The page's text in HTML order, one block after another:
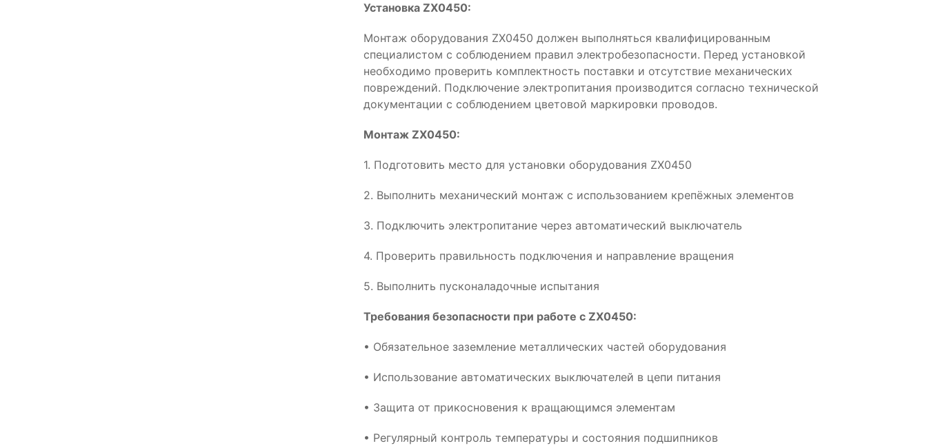
Установка ZX0450:
Монтаж оборудования ZX0450 должен выполняться квалифицированным
специалистом с соблюдением правил электробезопасности. Перед установкой
необходимо проверить комплектность поставки и отсутствие механических
повреждений. Подключение электропитания производится согласно технической
документации с соблюдением цветовой маркировки проводов.
Монтаж ZX0450:
1. Подготовить место для установки оборудования ZX0450
2. Выполнить механический монтаж с использованием крепёжных элементов
3. Подключить электропитание через автоматический выключатель
4. Проверить правильность подключения и направление вращения
5. Выполнить пусконаладочные испытания
Требования безопасности при работе с ZX0450:
• Обязательное заземление металлических частей оборудования
• Использование автоматических выключателей в цепи питания
• Защита от прикосновения к вращающимся элементам
• Регулярный контроль температуры и состояния подшипников